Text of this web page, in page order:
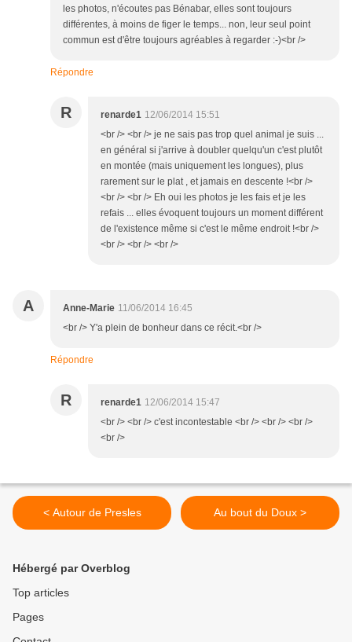
les photos, n'écoutes pas Bénabar, elles sont toujours
différentes, à moins de figer le temps... non, leur seul point
commun est d'être toujours agréables à regarder :-)<br />
Répondre
R renarde1 12/06/2014 15:51
<br /> <br /> je ne sais pas trop quel animal je suis ...
en général si j'arrive à doubler quelqu'un c'est plutôt
en montée (mais uniquement les longues), plus
rarement sur le plat , et jamais en descente !<br />
<br /> <br /> Eh oui les photos je les fais et je les
refais ... elles évoquent toujours un moment différent
de l'existence même si c'est le même endroit !<br />
<br /> <br /> <br />
A Anne-Marie 11/06/2014 16:45
<br /> Y'a plein de bonheur dans ce récit.<br />
Répondre
R renarde1 12/06/2014 15:47
<br /> <br /> c'est incontestable <br /> <br /> <br />
<br />
< Autour de Presles Au bout du Doux >
Hébergé par Overblog
Top articles
Pages